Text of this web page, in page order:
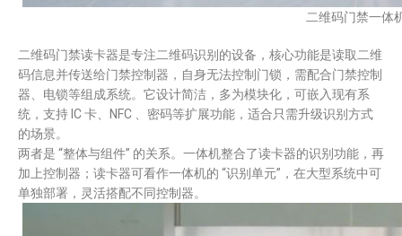
二维码门禁一体
二维码门禁读卡器是专注二维码识别的设备，核心功能是读取二维
码信息并传送给门禁控制器，自身无法控制门锁，需配合门禁控制
器、电锁等组成系统。它设计简洁，多为模块化，可嵌入现有系
统，支持 IC 卡、NFC 、密码等扩展功能，适合只需升级识别方式
的场景。​
两者是 “整体与组件” 的关系。一体机整合了读卡器的识别功能，再
加上控制器；读卡器可看作一体机的 “识别单元”，在大型系统中可
单独部署，灵活搭配不同控制器。